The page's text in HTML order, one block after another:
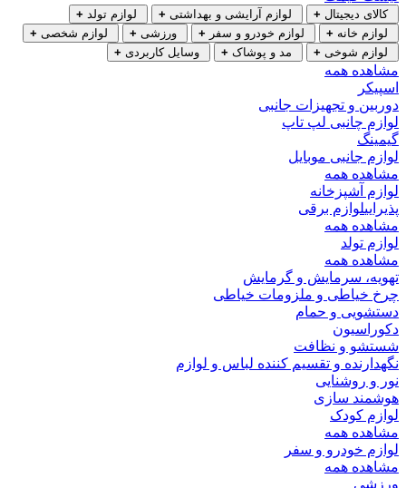
کالای دیجیتال + لوازم آرایشی و بهداشتی + لوازم تولد +
لوازم خانه + لوازم خودرو و سفر + ورزشی + لوازم شخصی +
لوازم شوخی + مد و پوشاک + وسایل کاربردی +
مشاهده همه
اسپیکر
دوربین و تجهیزات جانبی
لوازم چانبی لپ تاپ
گیمینگ
لوازم جانبی موبایل
مشاهده همه
لوازم آشپزخانه
پذیراییلوازم برقی
مشاهده همه
لوازم تولد
مشاهده همه
تهویه، سرمایش و گرمایش
چرخ خیاطی و ملزومات خیاطی
دستشویی و حمام
دکوراسیون
شستشو و نظافت
نگهدارنده و تقسیم کننده لباس و لوازم
نور و روشنایی
هوشمند سازی
لوازم کودک
مشاهده همه
لوازم خودرو و سفر
مشاهده همه
ورزشی